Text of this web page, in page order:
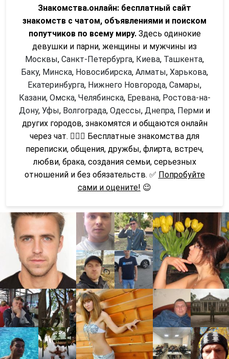
Знакомства.онлайн: бесплатный сайт
знакомств с чатом, объявлениями и поиском
попутчиков по всему миру.Здесь одинокие
девушки и парни, женщины и мужчины из
Москвы, Санкт-Петербурга, Киева, Ташкента,
Баку, Минска, Новосибирска, Алматы, Харькова,
Екатеринбурга, Нижнего Новгорода, Самары,
Казани, Омска, Челябинска, Еревана, Ростова-на-
Дону, Уфы, Волгограда, Одессы, Днепра, Перми и
других городов, знакомятся и общаются онлайн
через чат. 👩‍❤️‍👨 Бесплатные знакомства для
переписки, общения, дружбы, флирта, встреч,
любви, брака, создания семьи, серьезных
отношений и без обязательств. ✅ Попробуйте
сами и оцените! 😉